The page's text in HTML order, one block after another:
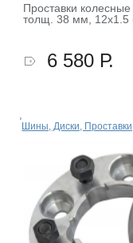
Проставки
толщ. 38 мм, 12x1.5
6 580 Р.
Шины, Диски,